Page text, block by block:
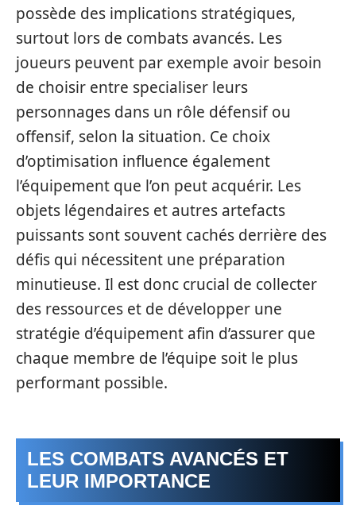
possède des implications stratégiques,
surtout lors de combats avancés. Les
joueurs peuvent par exemple avoir besoin
de choisir entre specialiser leurs
personnages dans un rôle défensif ou
offensif, selon la situation. Ce choix
d’optimisation influence également
l’équipement que l’on peut acquérir. Les
objets légendaires et autres artefacts
puissants sont souvent cachés derrière des
défis qui nécessitent une préparation
minutieuse. Il est donc crucial de collecter
des ressources et de développer une
stratégie d’équipement afin d’assurer que
chaque membre de l’équipe soit le plus
performant possible.
LES COMBATS AVANCÉS ET
LEUR IMPORTANCE